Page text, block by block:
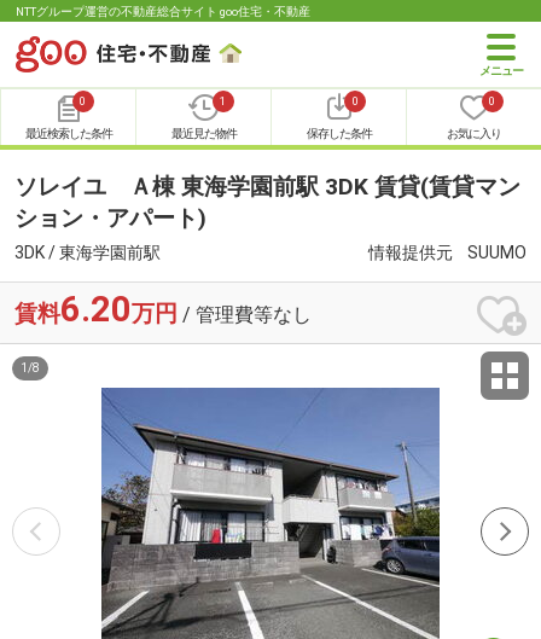
NTTグループ運営の不動産総合サイト goo住宅・不動産
0
最近検索した条件
1
最近見た物件
0
保存した条件
0
お気に入り
ソレイユ Ａ棟 東海学園前駅 3DK 賃貸(賃貸マン
ション・アパート)
3DK / 東海学園前駅 情報提供元 SUUMO
賃料6.20万円 / 管理費等なし
1 /8